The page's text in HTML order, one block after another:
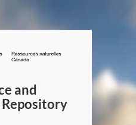
/
Canada
and